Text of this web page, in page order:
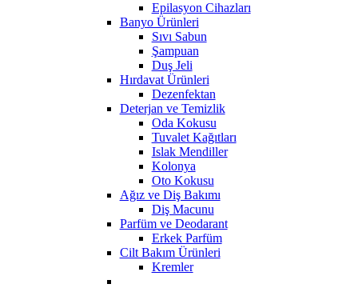
Epilasyon Cihazları
Banyo Ürünleri
Sıvı Sabun
Şampuan
Duş Jeli
Hırdavat Ürünleri
Dezenfektan
Deterjan ve Temizlik
Oda Kokusu
Tuvalet Kağıtları
Islak Mendiller
Kolonya
Oto Kokusu
Ağız ve Diş Bakımı
Diş Macunu
Parfüm ve Deodarant
Erkek Parfüm
Cilt Bakım Ürünleri
Kremler